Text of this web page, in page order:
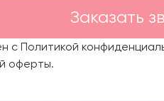
Заказать
с Политикой
оферты.